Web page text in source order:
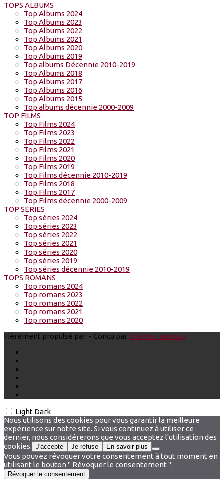
TOPS ALBUMS
Top Albums 2024
Top Albums 2023
Top Albums 2022
Top Albums 2021
Top Albums 2020
Top Albums 2019
Top albums Décennie 2010-2019
Top Albums 2018
Top Albums 2017
Top Albums 2016
Top Albums 2015
Top albums décennie 2000-2009
TOP FILMS
Top Films 2024
Top Films 2023
Top Films 2022
Top Films 2021
Top Films 2020
Top Films 2019
Top Films décennie 2010-2019
Top Films 2018
Top Films 2017
Top Films décennie 2000-2009
TOP SERIES
Top séries 2024
Top séries 2023
Top séries 2022
Top séries 2021
Top séries 2020
Top séries 2019
Top séries décennie 2010-2019
TOPS ROMANS
Top romans 2024
Top romans 2023
Top romans 2022
Top romans 2021
Top romans 2020
Fièrement propulsé par - Conçu par Thème Hueman
Light Dark
Nous utilisons des cookies pour vous garantir la meilleure
expérience sur notre site. Si vous continuez à utiliser ce
dernier, nous considérerons que vous acceptez l'utilisation des
cookies. J'accepte Je refuse En savoir plus
Vous pouvez révoquer votre consentement à tout moment en
utilisant le bouton " Révoquer le consentement ".
Révoquer le consentement